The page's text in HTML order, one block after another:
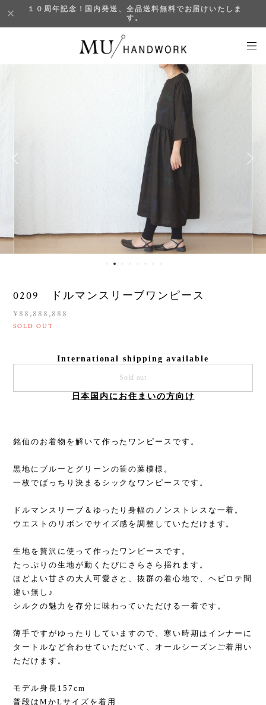
１０周年記念！国内発送、全品送料無料でお届けいたしま
す。
0209 ドルマンスリーブワンピース
¥88,888,888
SOLD OUT
International shipping available
Sold out
日本国内にお住まいの方向け
銘仙のお着物を解いて作ったワンピースです。
黒地にブルーとグリーンの笹の葉模様。
一枚でばっちり決まるシックなワンピースです。
ドルマンスリーブ＆ゆったり身幅のノンストレスな一着。
ウエストのリボンでサイズ感を調整していただけます。
生地を贅沢に使って作ったワンピースです。
たっぷりの生地が動くたびにさらさら揺れます。
ほどよい甘さの大人可愛さと、抜群の着心地で、ヘビロテ間
違い無し♪
シルクの魅力を存分に味わっていただける一着です。
薄手ですがゆったりしていますので、寒い時期はインナーに
タートルなど合わせていただいて、オールシーズンご着用い
ただけます。
モデル身長157cm
普段はMかLサイズを着用